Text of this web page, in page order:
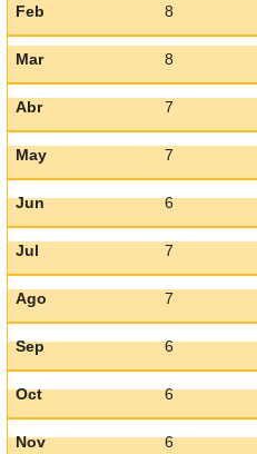
Feb 8
Mar 8
Abr 7
May 7
Jun 6
Jul 7
Ago 7
Sep 6
Oct 6
Nov 6